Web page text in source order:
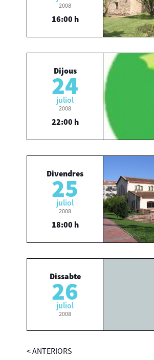
2008
16:00 h
Dijous
24
juliol
2008
22:00 h
Divendres
25
juliol
2008
18:00 h
Dissabte
26
juliol
2008
<ANTERIORS